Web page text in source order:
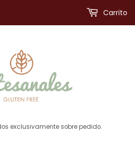
exclusivamente sobre pedido.
Carrito